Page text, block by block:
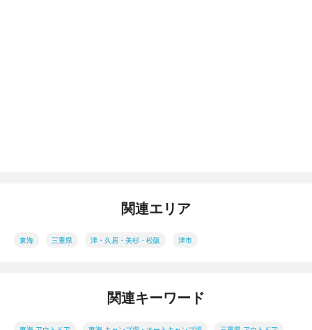
関連エリア
東海 三重県 津・久居・美杉・松阪 津市
関連キーワード